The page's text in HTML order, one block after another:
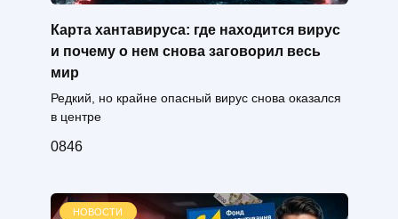
Карта хантавируса: где находится вирус
и почему о нем снова заговорил весь
мир
Редкий, но крайне опасный вирус снова оказался
в центре
0846
НОВОСТИ